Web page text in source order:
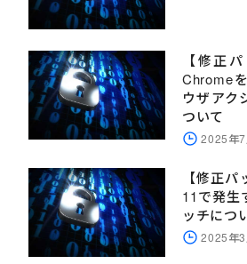
【修正
Chrome
ウザアク
ついて
2025年
【修正
11で発生
ッチにつ
2025年